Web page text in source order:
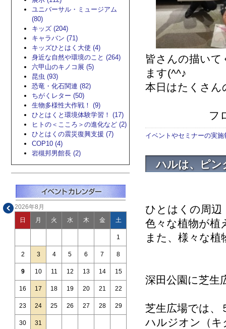
ユニバーサル・ミュージアム
(80)
キッズ (204)
キャラバン (71)
キッズひとはく大使 (4)
身近な自然や環境のこと (264)
六甲山のキノコ展 (5)
昆虫 (93)
恐竜・化石関連 (82)
ちがくレター (50)
生物多様性大作戦！ (9)
ひとはくと環境体験学習！ (17)
ヒトの＜こころ＞の進化など (2)
ひとはくの震災復興支援 (7)
COP10 (4)
岩槻邦男館長 (2)
2026年8月
日 月 火 水 木 金 土
1
2 3 4 5 6 7 8
9 10 11 12 13 14 15
16 17 18 19 20 21 22
23 24 25 26 27 28 29
30 31
皆さんの描い
ます(^^♪
本日はたくさ
フロアス
イベントやセミナーの実施
ハルは、ピン
ひとはくの周辺
色々な植物が植
また、様々な
深田公園に芝生
芝生広場では、
ハルジオン（キ